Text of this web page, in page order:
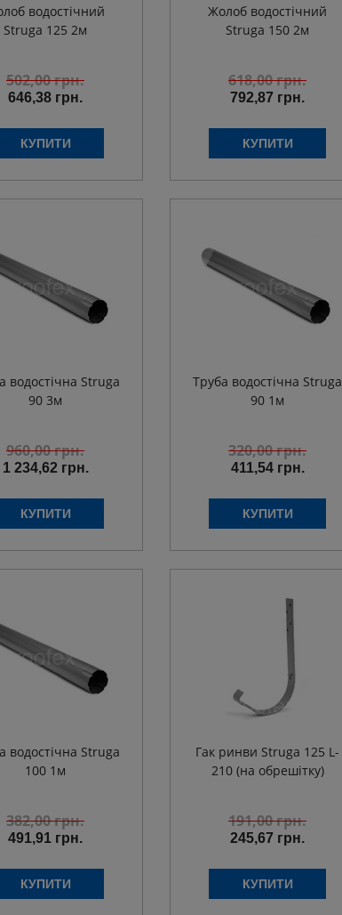
водостічний
Struga 125 2м
502,00грн.
646,38 грн.
Жолоб водостічний
Struga 150 2м
618,00грн.
792,87 грн.
водостічна Struga
90 3м
960,00грн.
1 234,62 грн.
Труба водостічна Struga
90 1м
320,00грн.
411,54 грн.
водостічна Struga
100 1м
382,00грн.
491,91 грн.
Гак ринви Struga 125 L-
210 (на обрешітку)
191,00грн.
245,67 грн.